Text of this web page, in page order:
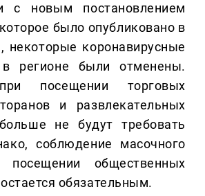
с новым постановлением
было опубликовано в
некоторые коронавирусные
в регионе были отменены.
посещении торговых
и развлекательных
не будут требовать
соблюдение масочного
общественных
обязательным.